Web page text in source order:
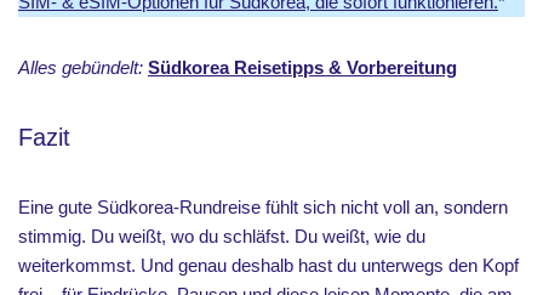
Alles gebündelt: Südkorea Reisetipps & Vorbereitung
Fazit
Eine gute Südkorea-Rundreise fühlt sich nicht voll an, sondern
stimmig. Du weißt, wo du schläfst. Du weißt, wie du
weiterkommst. Und genau deshalb hast du unterwegs den Kopf